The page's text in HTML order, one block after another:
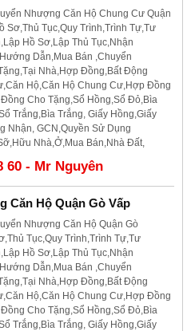
Nhượng Căn Hộ Chung Cư Quận
Sơ,Thủ Tục,Quy Trình,Trình Tự,Tư
Hồ Sơ,Lập Thủ Tục,Nhận
Dẫn,Mua Bán ,Chuyển
Nhà,Hợp Đồng,Bất Động
Hộ,Căn Hộ Chung Cư,Hợp Đồng
Cho Tặng,Sổ Hồng,Sổ Đỏ,Bìa
Trắng,Bìa Trắng, Giấy Hồng,Giấy
Nhận, GCN,Quyền Sử Dụng
Nhà,Ở,Mua Bán,Nhà Đất,
60 - Mr Nguyên
Căn Hộ Quận Gò Vấp
Nhượng Căn Hộ Quận Gò
Tục,Quy Trình,Trình Tự,Tư
Hồ Sơ,Lập Thủ Tục,Nhận
Dẫn,Mua Bán ,Chuyển
Nhà,Hợp Đồng,Bất Động
Hộ,Căn Hộ Chung Cư,Hợp Đồng
Cho Tặng,Sổ Hồng,Sổ Đỏ,Bìa
Trắng,Bìa Trắng, Giấy Hồng,Giấy